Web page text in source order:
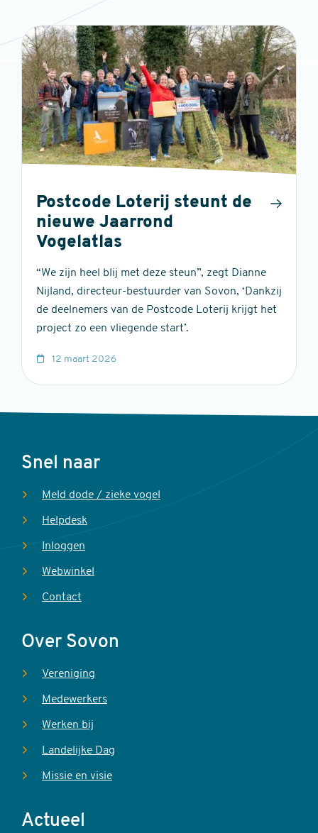
Postcode Loterij steunt de
nieuwe Jaarrond
Vogelatlas
“We zijn heel blij met deze steun”, zegt Dianne
Nijland, directeur-bestuurder van Sovon, ‘Dankzij
de deelnemers van de Postcode Loterij krijgt het
project zo een vliegende start’.
12 maart 2026
Voet
Snel naar
Meld dode / zieke vogel
Helpdesk
Inloggen
Webwinkel
Contact
Over Sovon
Vereniging
Medewerkers
Werken bij
Landelijke Dag
Missie en visie
Actueel